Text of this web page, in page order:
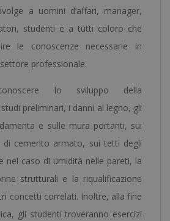
e
a uomini d’affari, manager,
studenti e a tutti coloro che
le conoscenze necessarie in
professionale.
lo sviluppo della
preliminari, i danni al legno, gli
e sulle mura portanti, sui
cemento armato, sui tetti degli
nel caso di umidità nelle pareti, la
strutturali e la riqualificazione
concetti correlati. Inoltre, alla fine
gli studenti troveranno esercizi